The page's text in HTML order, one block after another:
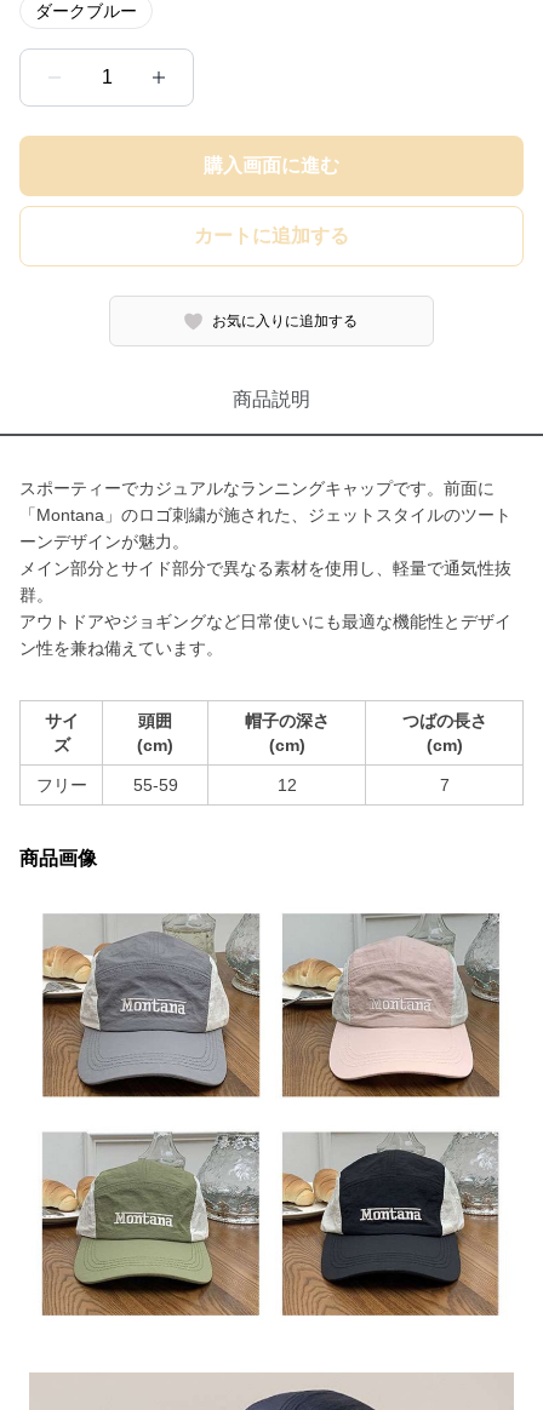
ダークブルー
1
購入画面に進む
カートに追加する
お気に入りに追加する
商品説明
スポーティーでカジュアルなランニングキャップです。前面に
「Montana」のロゴ刺繍が施された、ジェットスタイルのツート
ーンデザインが魅力。
メイン部分とサイド部分で異なる素材を使用し、軽量で通気性抜
群。
アウトドアやジョギングなど日常使いにも最適な機能性とデザイ
ン性を兼ね備えています。
サイ
ズ
頭囲
(cm)
帽子の深さ
(cm)
つばの長さ
(cm)
フリー 55-59 12 7
商品画像